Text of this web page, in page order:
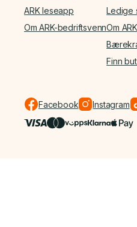
ARK leseapp
Om ARK-bedriftsvenn
Ledige
Om ARK
Finn
Facebook Instagram